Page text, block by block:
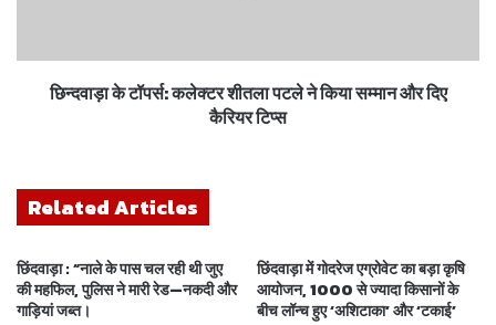
छिन्दवाड़ा के टॉपर्स: कलेक्टर शीतला पटले ने किया सम्मान और दिए
कैरियर टिप्स
Related Articles
छिंदवाड़ा : “नाले के पास चल रही थी जुए
की महफिल, पुलिस ने मारी रेड—नकदी और
गाड़ियां जब्त।
छिंदवाड़ा में गोदरेज एग्रोवेट का बड़ा कृषि
आयोजन, 1000 से ज्यादा किसानों के
बीच लॉन्च हुए ‘अशिटाका’ और ‘टकाई’